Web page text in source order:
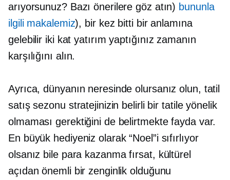
arıyorsunuz? Bazı önerilere göz atın) bununla
ilgili makalemiz), bir kez bitti bir anlamına
gelebilir iki kat yatırım yaptığınız zamanın
karşılığını alın.
Ayrıca, dünyanın neresinde olursanız olun, tatil
satış sezonu stratejinizin belirli bir tatile yönelik
olmaması gerektiğini de belirtmekte fayda var.
En büyük hediyeniz olarak “Noel”i sıfırlıyor
olsanız bile para kazanmafırsat, kültürel
açıdan önemli bir zenginlik olduğunu